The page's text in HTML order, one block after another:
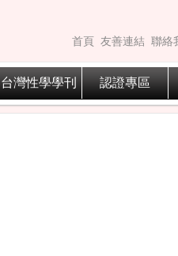
首頁 友善連結 聯絡
台灣性學學刊 認證專區